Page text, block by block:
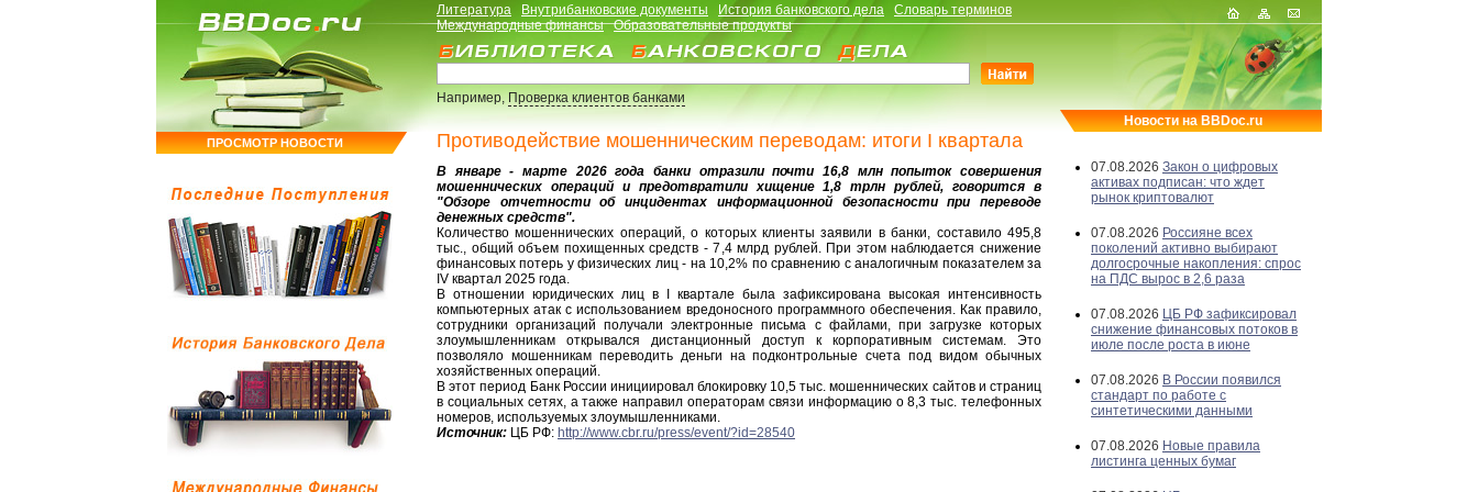
ПРОСМОТР НОВОСТИ
Литература Внутрибанковские документы История банковского дела
Словарь терминов
Международные финансы
Образовательные продукты
Например,Проверка клиентов банками
Противодействие мошенническим переводам: итоги I квартала
В январе - марте 2026 года банки отразили почти 16,8 млн попыток совершения
мошеннических операций и предотвратили хищение 1,8 трлн рублей, говорится в
"Обзоре отчетности об инцидентах информационной безопасности при переводе
денежных средств".
Количество мошеннических операций, о которых клиенты заявили в банки, составило 495,8
тыс., общий объем похищенных средств - 7,4 млрд рублей. При этом наблюдается снижение
финансовых потерь у физических лиц - на 10,2% по сравнению с аналогичным показателем за
IV квартал 2025 года.
В отношении юридических лиц в I квартале была зафиксирована высокая интенсивность
компьютерных атак с использованием вредоносного программного обеспечения. Как правило,
сотрудники организаций получали электронные письма с файлами, при загрузке которых
злоумышленникам открывался дистанционный доступ к корпоративным системам. Это
позволяло мошенникам переводить деньги на подконтрольные счета под видом обычных
хозяйственных операций.
В этот период Банк России инициировал блокировку 10,5 тыс. мошеннических сайтов и страниц
в социальных сетях, а также направил операторам связи информацию о 8,3 тыс. телефонных
номеров, используемых злоумышленниками.
Источник: ЦБ РФ: http://www.cbr.ru/press/event/?id=28540
Новости на BBDoc.ru
07.08.2026 Закон о цифровых
активах подписан: что ждет
рынок криптовалют
07.08.2026 Россияне всех
поколений активно выбирают
долгосрочные накопления: спрос
на ПДС вырос в 2,6 раза
07.08.2026 ЦБ РФ зафиксировал
снижение финансовых потоков в
июле после роста в июне
07.08.2026 В России появился
стандарт по работе с
синтетическими данными
07.08.2026 Новые правила
листинга ценных бумаг